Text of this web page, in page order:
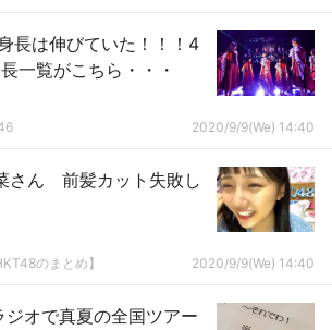
長は伸びていた！！！4
一覧がこちら・・・
2020/9/9(We) 14:40
さん 前髪カット失敗し
のまとめ】 2020/9/9(We) 14:40
ジオで真夏の全国ツアー